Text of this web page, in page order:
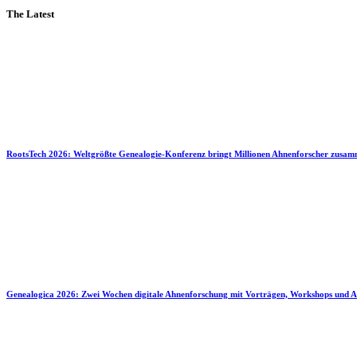
The Latest
RootsTech 2026: Weltgrößte Genealogie-Konferenz bringt Millionen Ahnenforscher
Genealogica 2026: Zwei Wochen digitale Ahnenforschung mit Vorträgen, Workshops und